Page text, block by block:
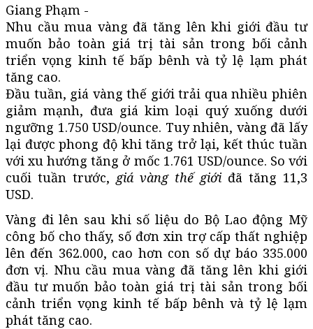
Giang Phạm -
Nhu cầu mua vàng đã tăng lên khi giới đầu tư
muốn bảo toàn giá trị tài sản trong bối cảnh
triển vọng kinh tế bấp bênh và tỷ lệ lạm phát
tăng cao.
Đầu tuần, giá vàng thế giới trải qua nhiều phiên
giảm mạnh, đưa giá kim loại quý xuống dưới
ngưỡng 1.750 USD/ounce. Tuy nhiên, vàng đã lấy
lại được phong độ khi tăng trở lại, kết thúc tuần
với xu hướng tăng ở mốc 1.761 USD/ounce. So với
cuối tuần trước, giá vàng thế giới đã tăng 11,3
USD.
Vàng đi lên sau khi số liệu do Bộ Lao động Mỹ
công bố cho thấy, số đơn xin trợ cấp thất nghiệp
lên đến 362.000, cao hơn con số dự báo 335.000
đơn vị. Nhu cầu mua vàng đã tăng lên khi giới
đầu tư muốn bảo toàn giá trị tài sản trong bối
cảnh triển vọng kinh tế bấp bênh và tỷ lệ lạm
phát tăng cao.